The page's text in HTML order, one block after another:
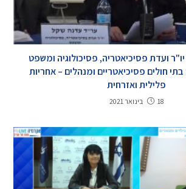
ועדת פסיכיאטריה, פסיכולוגיה ומשפט
חולים פסיכיאטריים ומנהלים – אחריות
פלילית ואזרחית
18 בינואר 2021